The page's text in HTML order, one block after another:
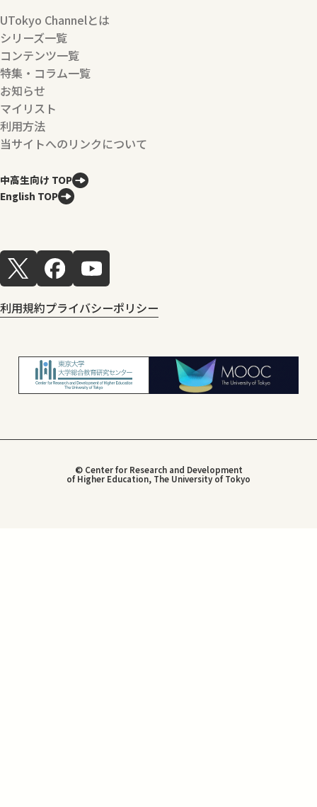
UTokyo Channelとは
シリーズ一覧
コンテンツ一覧
特集・コラム一覧
お知らせ
マイリスト
利用方法
当サイトへのリンクについて
中高生向け TOP
English TOP
利用規約プライバシーポリシー
© Center for Research and Development
of Higher Education, The University of Tokyo